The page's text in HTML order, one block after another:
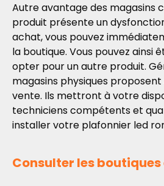
Autre avantage des magasins
produit présente un
achat, vous pouvez
la boutique. Vous pouvez ainsi
opter pour un autre produit.
magasins physiques
vente. Ils mettront à votre
techniciens compétents et
installer votre plafonnier led
Consulter les boutiques